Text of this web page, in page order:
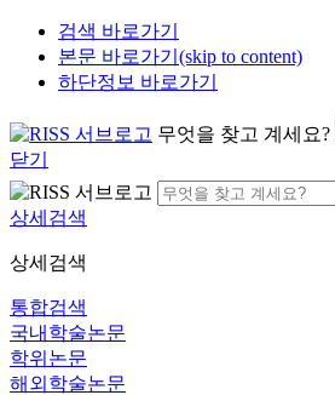
검색 바로가기
본문 바로가기(skip to content)
하단정보 바로가기
무엇을 찾고 계세요?
닫기
상세검색
상세검색
통합검색
국내학술논문
학위논문
해외학술논문